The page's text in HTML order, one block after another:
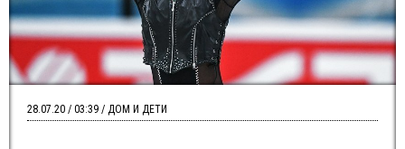
28.07.20 / 03:39 / ДОМ И ДЕТИ